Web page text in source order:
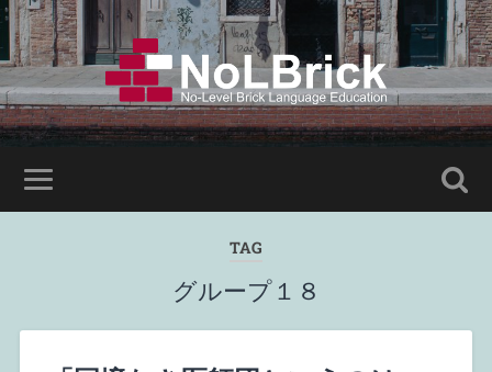
TAG
グループ１８